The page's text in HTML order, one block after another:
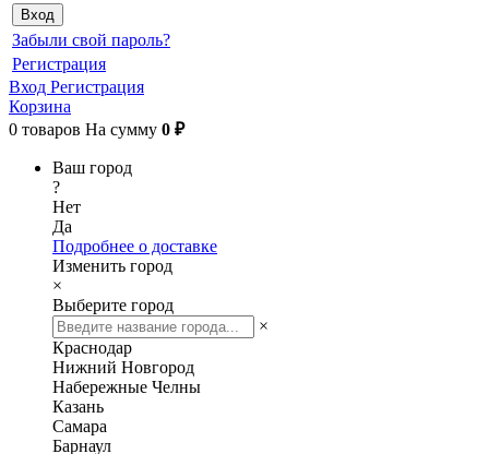
Забыли свой пароль?
Регистрация
Вход Регистрация
Корзина
0 товаров На сумму 0 ₽
Ваш город
?
Нет
Да
Подробнее о доставке
Изменить город
×
Выберите город
×
Краснодар
Нижний Новгород
Набережные Челны
Казань
Самара
Барнаул